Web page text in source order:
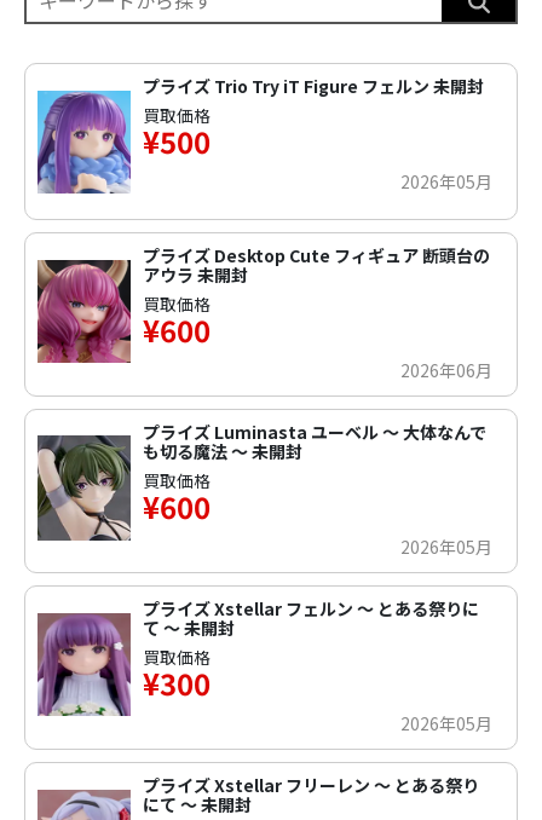
プライズ Trio Try iT Figure フェルン 未開封
買取価格
¥500
2026年05月
プライズ Desktop Cute フィギュア 断頭台の
アウラ 未開封
買取価格
¥600
2026年06月
プライズ Luminasta ユーベル ～ 大体なんで
も切る魔法 ～ 未開封
買取価格
¥600
2026年05月
プライズ Xstellar フェルン ～ とある祭りに
て ～ 未開封
買取価格
¥300
2026年05月
プライズ Xstellar フリーレン ～ とある祭り
にて ～ 未開封